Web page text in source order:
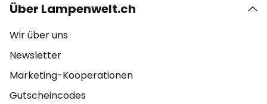
Über Lampenwelt.ch
Wir über uns
Newsletter
Marketing-Kooperationen
Gutscheincodes